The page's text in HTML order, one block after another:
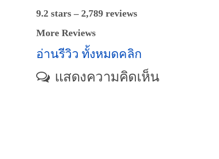
9.2 stars – 2,789 reviews
More Reviews
อ่านรีวิว ทั้งหมดคลิก
แสดงความคิดเห็น